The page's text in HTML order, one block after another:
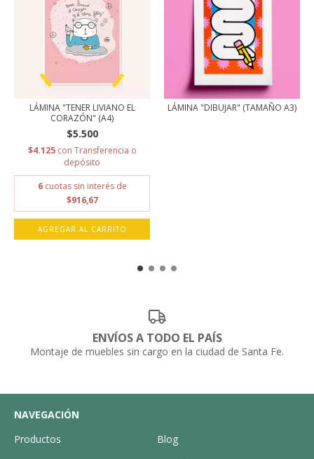
LÁMINA "TENER LIVIANO EL
CORAZÓN" (A4)
$5.500
$4.125 con Transferencia o
depósito
6 cuotas sin interés de
$916,67
AGREGAR AL CARRITO
LÁMINA "DIBUJAR" (TAMAÑO A3)
ENVÍOS A TODO EL PAÍS
Montaje de muebles sin cargo en la ciudad de Santa Fe.
NAVEGACIÓN
Productos
Blog